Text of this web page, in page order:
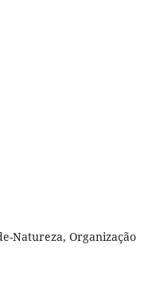
Natureza, Organização